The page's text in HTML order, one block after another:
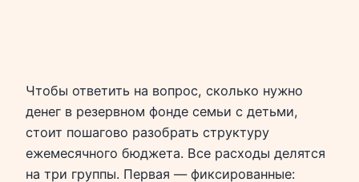
Чтобы ответить на вопрос, сколько нужно
денег в резервном фонде семьи с детьми,
стоит пошагово разобрать структуру
ежемесячного бюджета. Все расходы делятся
на три группы. Первая — фиксированные: